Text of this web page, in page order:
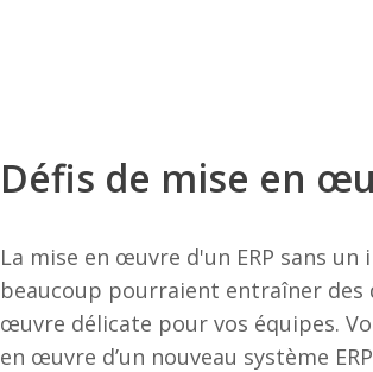
Défis de mise en
La mise en œuvre d'un ERP sans
beaucoup pourraient entraîner des
œuvre délicate pour vos équipes.
en œuvre d’un nouveau système